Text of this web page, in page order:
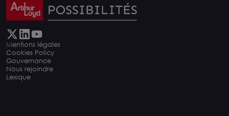
Mentions légales
Cookies Policy
Gouvernance
Nous rejoindre
Lexique